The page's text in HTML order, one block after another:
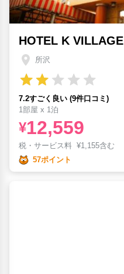
HOTEL K VILLAGE
所沢
7.2すごく良い (9件口コミ)
1部屋 x 1泊
¥12,559
税・サービス料 ¥1,155含む
57ポイント